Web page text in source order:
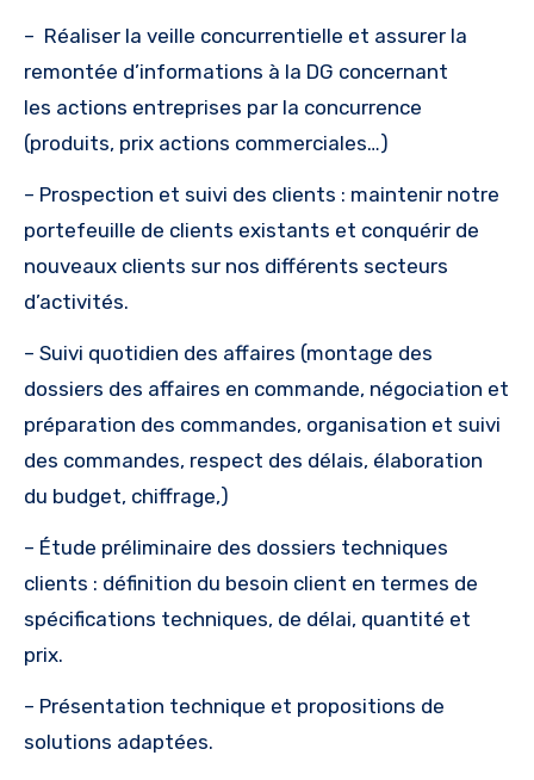
– Réaliser la veille concurrentielle et assurer la
remontée d’informations à la DG concernant
les actions entreprises par la concurrence
(produits, prix actions commerciales…)
– Prospection et suivi des clients : maintenir notre
portefeuille de clients existants et conquérir de
nouveaux clients sur nos différents secteurs
d’activités.
– Suivi quotidien des affaires (montage des
dossiers des affaires en commande, négociation et
préparation des commandes, organisation et suivi
des commandes, respect des délais, élaboration
du budget, chiffrage,)
– Étude préliminaire des dossiers techniques
clients : définition du besoin client en termes de
spécifications techniques, de délai, quantité et
prix.
– Présentation technique et propositions de
solutions adaptées.